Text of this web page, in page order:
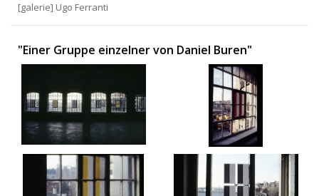
[galerie] Ugo Ferranti
"Einer Gruppe einzelner von Daniel Buren"